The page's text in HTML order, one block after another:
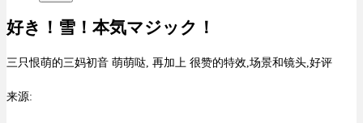
好き！雪！本気マジック！
三只恨萌的三妈初音 萌萌哒, 再加上 很赞的特效,场景和镜头,好评
来源: